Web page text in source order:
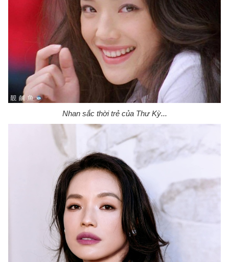
Nhan sắc thời trẻ của Thư Kỳ...